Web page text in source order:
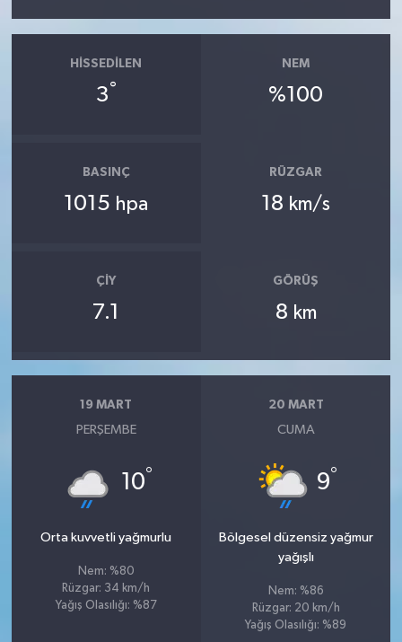
HISSEDILEN
3°
NEM
%100
BASINÇ
1015 hpa
RÜZGAR
18 km/s
ÇIY
7.1
GÖRÜŞ
8 km
19 MART
PERŞEMBE
10°
Orta kuvvetli yağmurlu
Nem: %80
Rüzgar: 34 km/h
Yağış Olasılığı: %87
20 MART
CUMA
9°
Bölgesel düzensiz yağmur
yağışlı
Nem: %86
Rüzgar: 20 km/h
Yağış Olasılığı: %89